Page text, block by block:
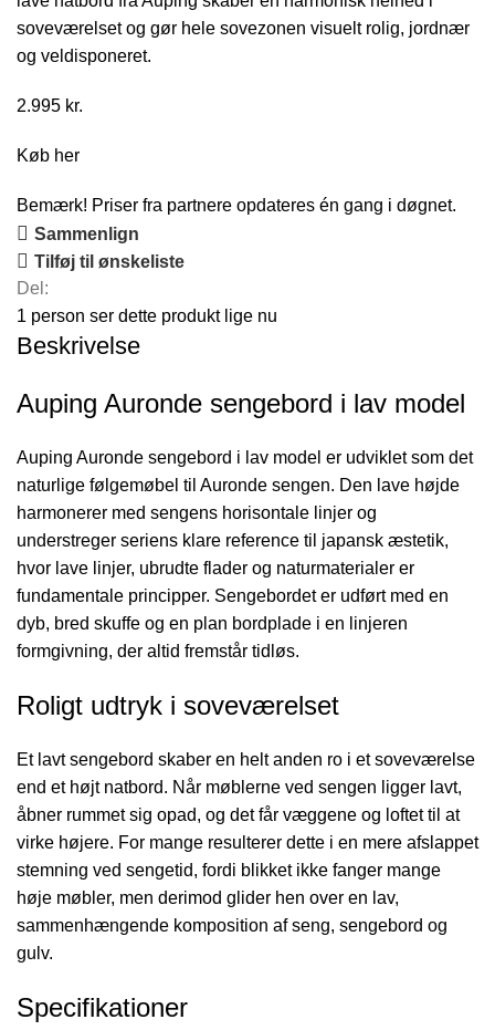
soveværelset og gør hele sovezonen visuelt rolig, jordnær
og veldisponeret.
2.995 kr.
Køb her
Bemærk! Priser fra partnere opdateres én gang i døgnet.
Sammenlign
Tilføj til ønskeliste
Del:
1 person ser dette produkt lige nu
Beskrivelse
Auping Auronde sengebord i lav model
Auping Auronde sengebord i lav model er udviklet som det
naturlige følgemøbel til Auronde sengen. Den lave højde
harmonerer med sengens horisontale linjer og
understreger seriens klare reference til japansk æstetik,
hvor lave linjer, ubrudte flader og naturmaterialer er
fundamentale principper. Sengebordet er udført med en
dyb, bred skuffe og en plan bordplade i en linjeren
formgivning, der altid fremstår tidløs.
Roligt udtryk i soveværelset
Et lavt sengebord skaber en helt anden ro i et soveværelse
end et højt natbord. Når møblerne ved sengen ligger lavt,
åbner rummet sig opad, og det får væggene og loftet til at
virke højere. For mange resulterer dette i en mere afslappet
stemning ved sengetid, fordi blikket ikke fanger mange
høje møbler, men derimod glider hen over en lav,
sammenhængende komposition af seng, sengebord og
gulv.
Specifikationer